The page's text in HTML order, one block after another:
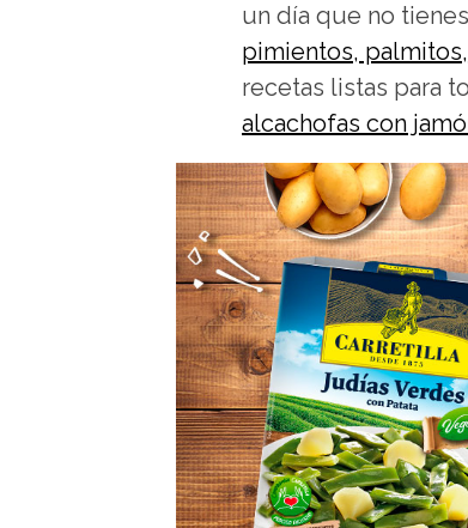
un día que no
pimientos,
recetas listas para
alcachofas con